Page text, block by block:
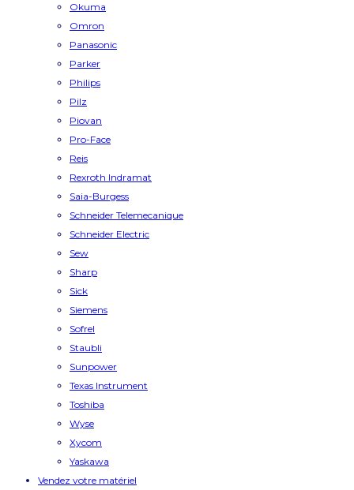
Okuma
Omron
Panasonic
Parker
Philips
Pilz
Piovan
Pro-Face
Reis
Rexroth Indramat
Saia-Burgess
Schneider Telemecanique
Schneider Electric
Sew
Sharp
Sick
Siemens
Sofrel
Staubli
Sunpower
Texas Instrument
Toshiba
Wyse
Xycom
Yaskawa
Vendez votre matériel